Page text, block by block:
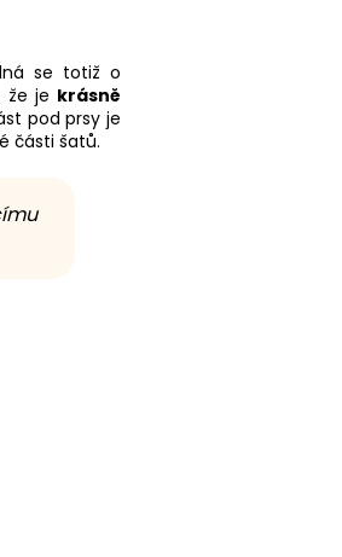
se totiž o
že je krásně
pod prsy je
části šatů.